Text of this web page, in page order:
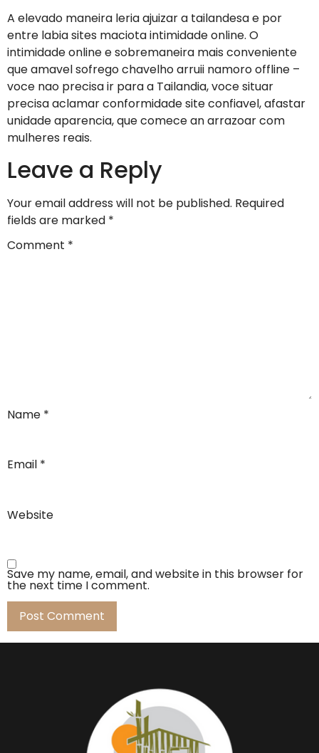
A elevado maneira leria ajuizar a tailandesa e por
entre labia sites maciota intimidade online. O
intimidade online e sobremaneira mais conveniente
que amavel sofrego chavelho arruii namoro offline –
voce nao precisa ir para a Tailandia, voce situar
precisa aclamar conformidade site confiavel, afastar
unidade aparencia, que comece an arrazoar com
mulheres reais.
Leave a Reply
Your email address will not be published. Required
fields are marked *
Comment *
Name *
Email *
Website
Save my name, email, and website in this browser for
the next time I comment.